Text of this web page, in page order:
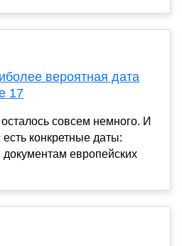
вероятная дата
17
совсем немного. И
конкретные даты:
европейских